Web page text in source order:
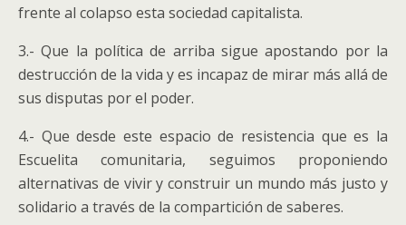
frente al colapso esta sociedad capitalista.
3.- Que la política de arriba sigue apostando por la
destrucción de la vida y es incapaz de mirar más allá de
sus disputas por el poder.
4.- Que desde este espacio de resistencia que es la
Escuelita comunitaria, seguimos proponiendo
alternativas de vivir y construir un mundo más justo y
solidario a través de la compartición de saberes.